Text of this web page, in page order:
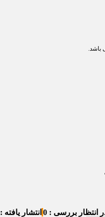
انتظار بررسی : 0 انتشار یافته : 0